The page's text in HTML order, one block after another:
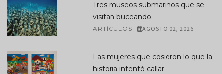
Tres museos submarinos que se
visitan buceando
ARTÍCULOS AGOSTO 02, 2026
Las mujeres que cosieron lo que la
historia intentó callar